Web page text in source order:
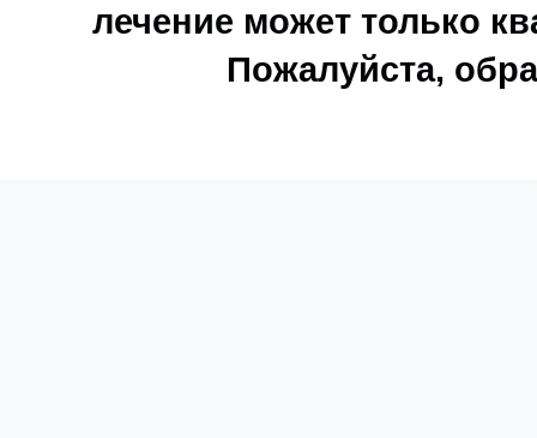
лечение может только
Пожалуйста,